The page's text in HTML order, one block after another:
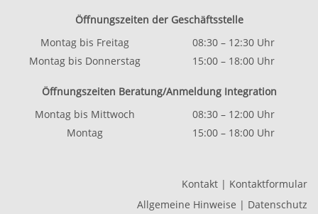
Öffnungszeiten der Geschäftsstelle
Montag bis Freitag
08:30 – 12:30 Uhr
Montag bis Donnerstag
15:00 – 18:00 Uhr
Öffnungszeiten Beratung/Anmeldung Integration
Montag bis Mittwoch
08:30 – 12:00 Uhr
Montag
15:00 – 18:00 Uhr
Kontakt | Kontaktformular
Allgemeine Hinweise | Datenschutz